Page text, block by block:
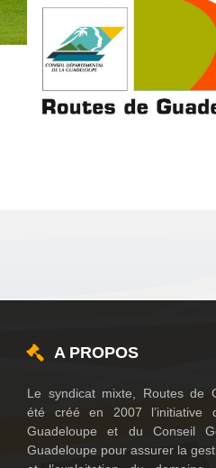
A PROPOS
Le syndicat mixte, Routes de
été créé en 2007 l’initiative
Guadeloupe et du Conseil
Guadeloupe pour assurer la